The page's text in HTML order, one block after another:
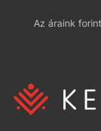
Az áraink